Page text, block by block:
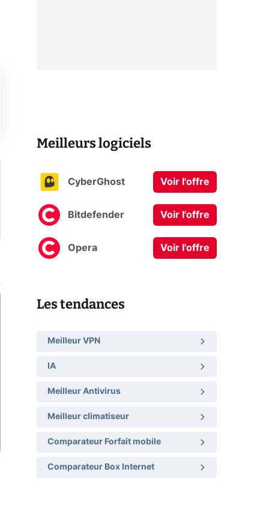
Meilleurs logiciels
CyberGhost Voir l'offre
Bitdefender Voir l'offre
Opera Voir l'offre
Les tendances
Meilleur VPN
IA
Meilleur Antivirus
Meilleur climatiseur
Comparateur Forfait mobile
Comparateur Box Internet